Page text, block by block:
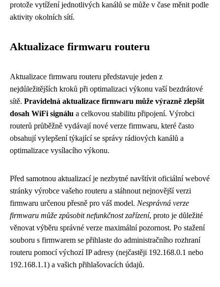
protože vytížení jednotlivých kanálů se může v čase měnit podle
aktivity okolních sítí.
Aktualizace firmwaru routeru
Aktualizace firmwaru routeru představuje jeden z
nejdůležitějších kroků při optimalizaci výkonu vaší bezdrátové
sítě. Pravidelná aktualizace firmwaru může výrazně zlepšit
dosah WiFi signálu a celkovou stabilitu připojení. Výrobci
routerů průběžně vydávají nové verze firmwaru, které často
obsahují vylepšení týkající se správy rádiových kanálů a
optimalizace vysílacího výkonu.
Před samotnou aktualizací je nezbytné navštívit oficiální webové
stránky výrobce vašeho routeru a stáhnout nejnovější verzi
firmwaru určenou přesně pro váš model. Nesprávná verze
firmwaru může způsobit nefunkčnost zařízení, proto je důležité
věnovat výběru správné verze maximální pozornost. Po stažení
souboru s firmwarem se přihlaste do administračního rozhraní
routeru pomocí výchozí IP adresy (nejčastěji 192.168.0.1 nebo
192.168.1.1) a vašich přihlašovacích údajů.